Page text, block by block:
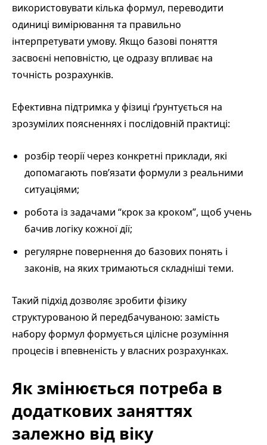
використовувати кілька формул, переводити
одиниці вимірювання та правильно
інтерпретувати умову. Якщо базові поняття
засвоєні неповністю, це одразу впливає на
точність розрахунків.
Ефективна підтримка у фізиці ґрунтується на
зрозумілих поясненнях і послідовній практиці:
розбір теорії через конкретні приклади, які
допомагають пов’язати формули з реальними
ситуаціями;
робота із задачами “крок за кроком”, щоб учень
бачив логіку кожної дії;
регулярне повернення до базових понять і
законів, на яких тримаються складніші теми.
Такий підхід дозволяє зробити фізику
структурованою й передбачуваною: замість
набору формул формується цілісне розуміння
процесів і впевненість у власних розрахунках.
Як змінюється потреба в
додаткових заняттях
залежно від віку